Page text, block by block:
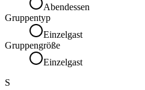
Abendessen
Gruppentyp
Einzelgast
Gruppengröße
Einzelgast
S